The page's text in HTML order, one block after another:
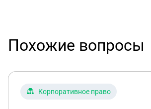
Похожие вопросы
Корпоративное право